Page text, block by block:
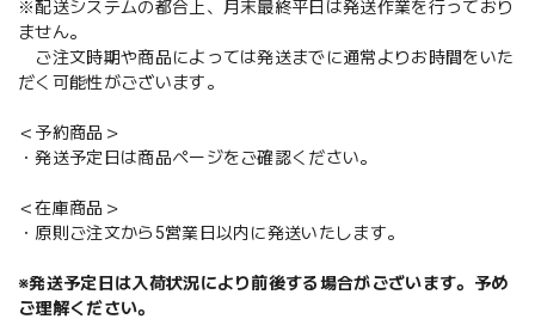
※配送システムの都合上、月末最終平日は発送作業を行っており
ません。
ご注文時期や商品によっては発送までに通常よりお時間をいた
だく可能性がございます。
＜予約商品＞
・発送予定日は商品ページをご確認ください。
＜在庫商品＞
・原則ご注文から5営業日以内に発送いたします。
※発送予定日は入荷状況により前後する場合がございます。予め
ご理解ください。